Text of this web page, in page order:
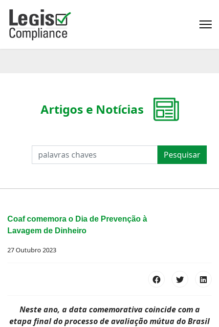
PESQUISAR Pesquisar
Artigos e Notícias
Coaf comemora o Dia de Prevenção à
Lavagem de Dinheiro
27 Outubro 2023
Neste ano, a data comemorativa coincide com a
etapa final do processo de avaliação mútua do Brasil